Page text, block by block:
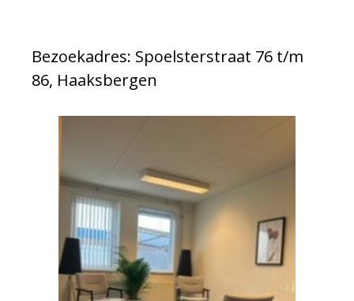
Bezoekadres: Spoelsterstraat 76 t/m
86, Haaksbergen